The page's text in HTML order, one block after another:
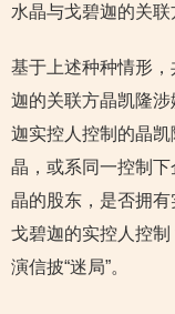
水晶与戈碧迦的关联
基于上述种种情形
迦的关联方晶凯隆
迦实控人控制的晶
晶，或系同一控制
晶的股东，是否拥
戈碧迦的实控人控
演信披“迷局”。